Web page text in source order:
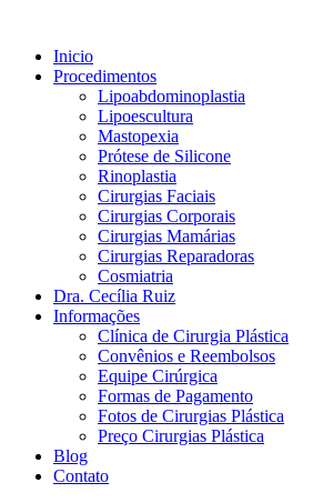
Inicio
Procedimentos
Lipoabdominoplastia
Lipoescultura
Mastopexia
Prótese de Silicone
Rinoplastia
Cirurgias Faciais
Cirurgias Corporais
Cirurgias Mamárias
Cirurgias Reparadoras
Cosmiatria
Dra. Cecília Ruiz
Informações
Clínica de Cirurgia Plástica
Convênios e Reembolsos
Equipe Cirúrgica
Formas de Pagamento
Fotos de Cirurgias Plástica
Preço Cirurgias Plástica
Blog
Contato